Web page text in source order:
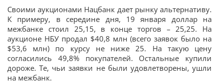
Своими аукционами Нацбанк дает рынку альтернативу.
К примеру, в середине дня, 19 января доллар на
межбанке стоил 25,15, в конце торгов – 25,25. На
аукционе НБУ продал $40,8 млн (всего заявок было на
$53,6 млн) по курсу не ниже 25. На такую цену
согласились 49,8% покупателей. Остальные купили
дороже. Те, чьи заявки не были удовлетворены, ушли
на межбанк.